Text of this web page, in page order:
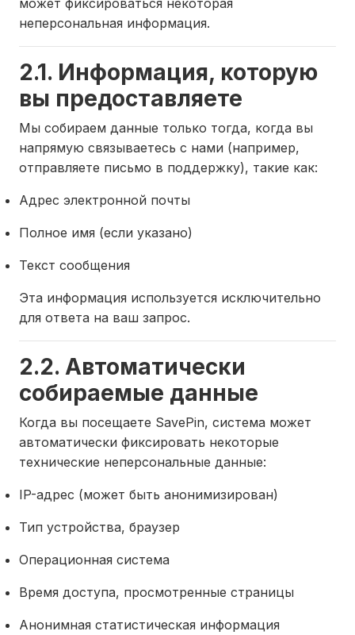
может фиксироваться некоторая
неперсональная информация.
2.1. Информация, которую
вы предоставляете
Мы собираем данные только тогда, когда вы
напрямую связываетесь с нами (например,
отправляете письмо в поддержку), такие как:
Адрес электронной почты
Полное имя (если указано)
Текст сообщения
Эта информация используется исключительно
для ответа на ваш запрос.
2.2. Автоматически
собираемые данные
Когда вы посещаете SavePin, система может
автоматически фиксировать некоторые
технические неперсональные данные:
IP-адрес (может быть анонимизирован)
Тип устройства, браузер
Операционная система
Время доступа, просмотренные страницы
Анонимная статистическая информация